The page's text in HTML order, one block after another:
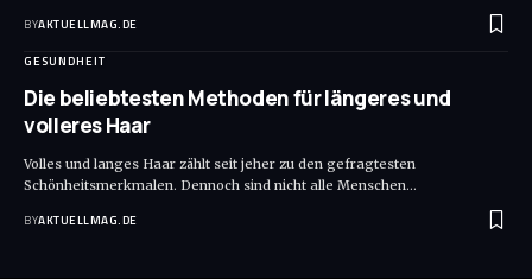
BYAKTUELLMAG.DE
GESUNDHEIT
Die beliebtesten Methoden für längeres und
volleres Haar
Volles und langes Haar zählt seit jeher zu den gefragtesten
Schönheitsmerkmalen. Dennoch sind nicht alle Menschen…
BYAKTUELLMAG.DE